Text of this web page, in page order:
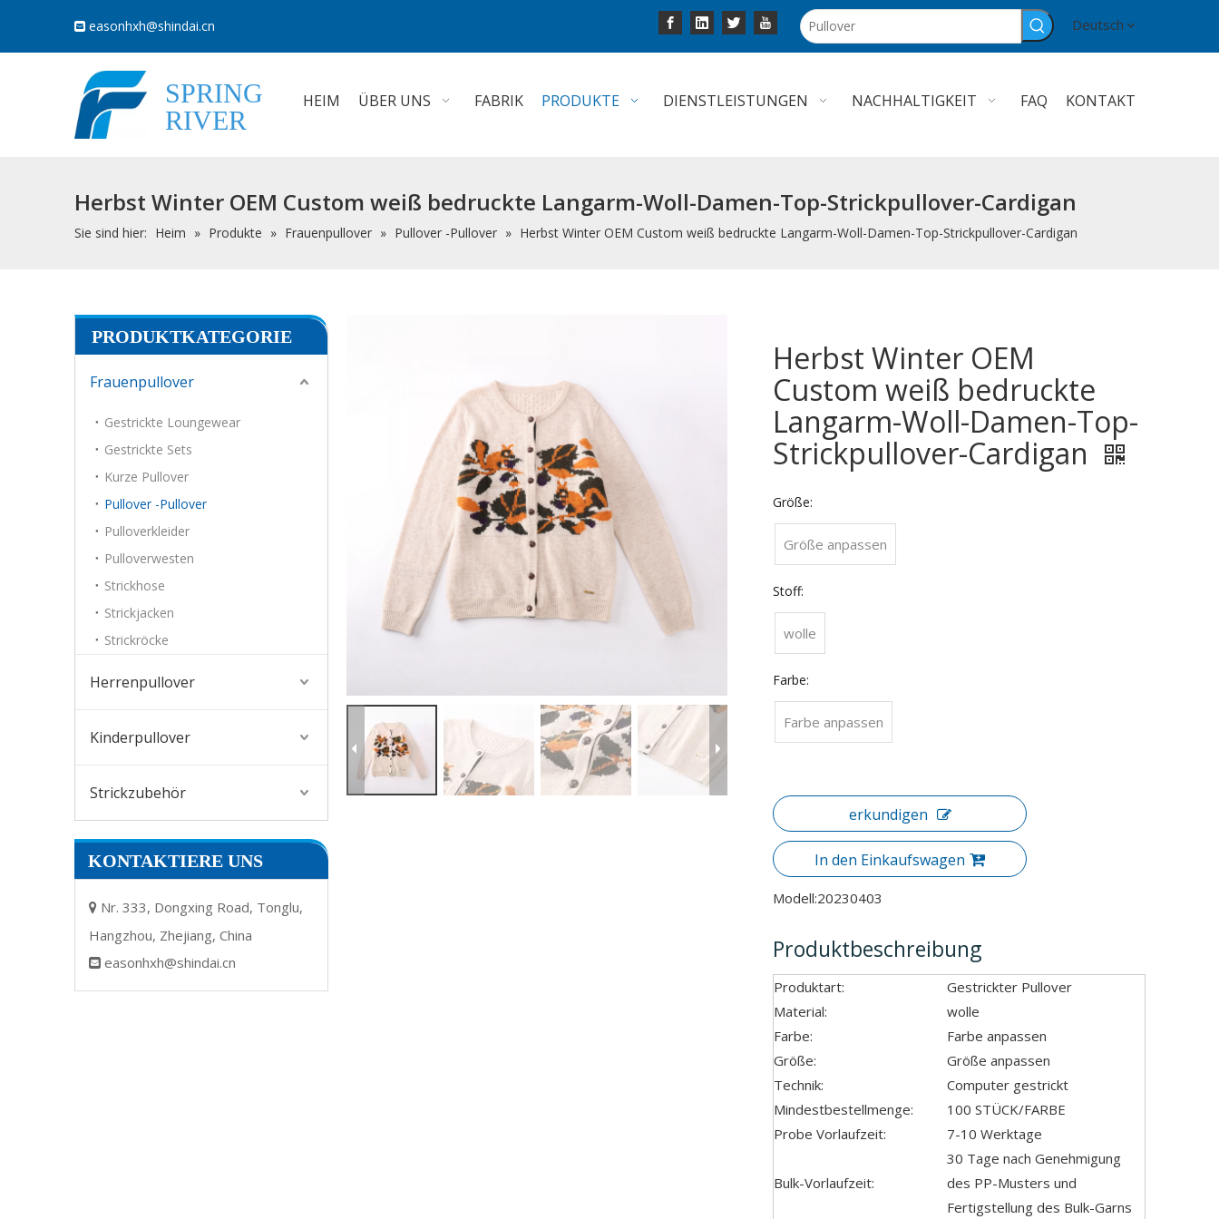
 easonhxh@shindai.cn Deutsch
SPRING
RIVER
HEIM ÜBER UNS FABRIK PRODUKTE DIENSTLEISTUNGEN NACHHALTIGKEIT FAQ KONTAKT
Herbst Winter OEM Custom weiß bedruckte Langarm-Woll-Damen-Top-Strickpullover-Cardigan
Sie sind hier: Heim » Produkte » Frauenpullover » Pullover -Pullover » Herbst Winter OEM Custom weiß bedruckte Langarm-Woll-Damen-Top-Strickpullover-Cardigan
PRODUKTKATEGORIE
Frauenpullover
Gestrickte Loungewear
Gestrickte Sets
Kurze Pullover
Pullover -Pullover
Pulloverkleider
Pulloverwesten
Strickhose
Strickjacken
Strickröcke
Herrenpullover
Kinderpullover
Strickzubehör
KONTAKTIERE UNS
 Nr. 333, Dongxing Road, Tonglu,
Hangzhou, Zhejiang, China
 easonhxh@shindai.cn
Herbst Winter OEM
Custom weiß bedruckte
Langarm-Woll-Damen-Top-
Strickpullover-Cardigan
Größe:
Größe anpassen
Stoff:
wolle
Farbe:
Farbe anpassen
erkundigen
In den Einkaufswagen
Modell:20230403
Produktbeschreibung
Produktart:
Gestrickter Pullover
Material:
wolle
Farbe:
Farbe anpassen
Größe:
Größe anpassen
Technik:
Computer gestrickt
Mindestbestellmenge:
100 STÜCK/FARBE
Probe Vorlaufzeit:
7-10 Werktage
Bulk-Vorlaufzeit:
30 Tage nach Genehmigung
des PP-Musters und
Fertigstellung des Bulk-Garns